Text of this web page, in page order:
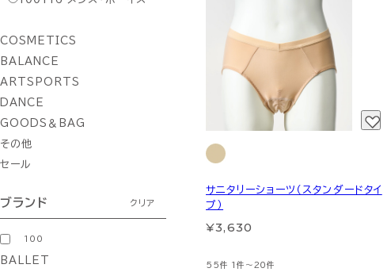
COSMETICS
BALANCE
ARTSPORTS
DANCE
GOODS＆BAG
その他
セール
ブランド クリア
100
BALLET
サニタリーショーツ（スタンダードタイ
プ）
¥3,630
55件 1件～20件